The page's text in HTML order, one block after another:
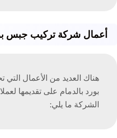
أعمال شركة تركيب جبس
هناك العديد من الأعمال
بورد بالدمام على تقديمها
الشركة ما يلي: